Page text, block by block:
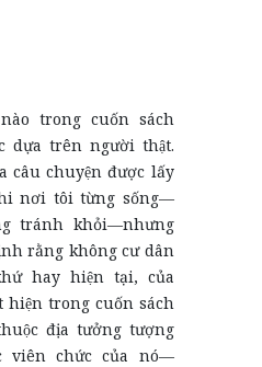
trong cuốn sách
dựa trên người thật.
câu chuyện được lấy
nơi tôi từng sống—
tránh khỏi—nhưng
rằng không cư dân
hay hiện tại, của
hiện trong cuốn sách
địa tưởng tượng
viên chức của nó—